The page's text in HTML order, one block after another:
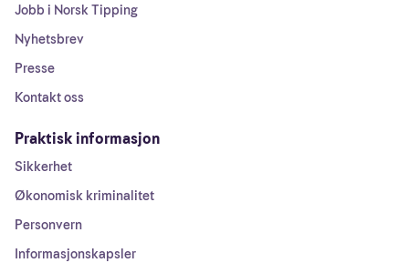
Jobb i Norsk Tipping
Nyhetsbrev
Presse
Kontakt oss
Praktisk informasjon
Sikkerhet
Økonomisk kriminalitet
Personvern
Informasjonskapsler